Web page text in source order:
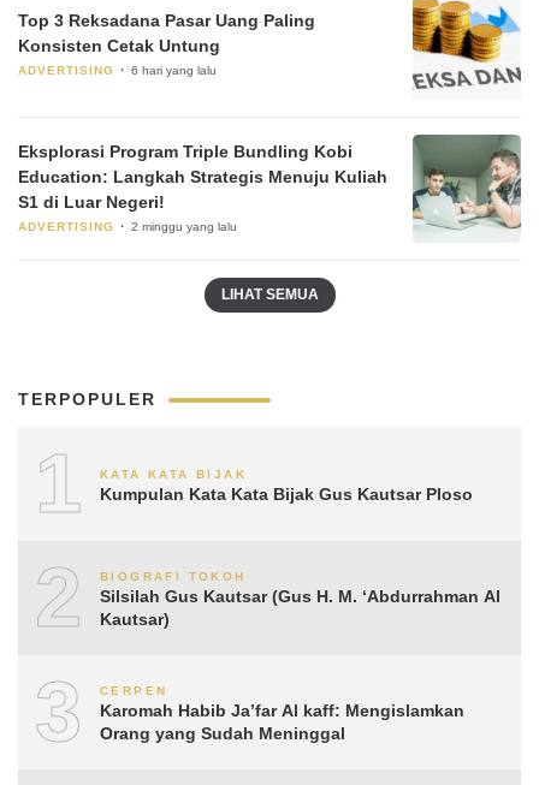
Top 3 Reksadana Pasar Uang Paling
Konsisten Cetak Untung
ADVERTISING 6 hari yang lalu
Eksplorasi Program Triple Bundling Kobi
Education: Langkah Strategis Menuju Kuliah
S1 di Luar Negeri!
ADVERTISING 2 minggu yang lalu
LIHAT SEMUA
TERPOPULER
1 KATA KATA BIJAK
Kumpulan Kata Kata Bijak Gus Kautsar Ploso
2 BIOGRAFI TOKOH
Silsilah Gus Kautsar (Gus H. M. ‘Abdurrahman Al
Kautsar)
3 CERPEN
Karomah Habib Ja’far Al kaff: Mengislamkan
Orang yang Sudah Meninggal